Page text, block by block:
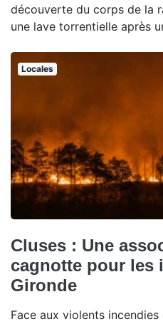
découverte du corps de la
une lave torrentielle après
Locales
Cluses : Une
cagnotte pour les
Gironde
Face aux violents